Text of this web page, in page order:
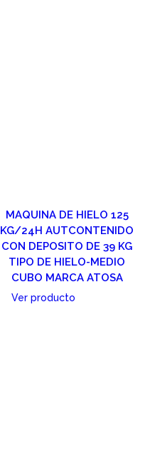
MAQUINA DE HIELO 125
KG/24H AUTCONTENIDO
CON DEPOSITO DE 39 KG
TIPO DE HIELO-MEDIO
CUBO MARCA ATOSA
Ver producto